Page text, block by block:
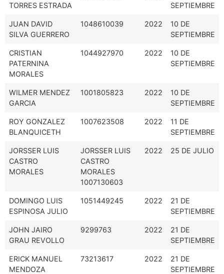
TORRES ESTRADA
SEPTIEMBRE
JUAN DAVID
SILVA GUERRERO
1048610039 2022
10 DE
SEPTIEMBRE
CRISTIAN
PATERNINA
MORALES
1044927970 2022
10 DE
SEPTIEMBRE
WILMER MENDEZ
GARCIA
1001805823 2022
10 DE
SEPTIEMBRE
ROY GONZALEZ
BLANQUICETH
1007623508 2022
11 DE
SEPTIEMBRE
JORSSER LUIS
CASTRO
MORALES
JORSSER LUIS
CASTRO
MORALES
1007130603
2022 25 DE JULIO
DOMINGO LUIS
ESPINOSA JULIO
1051449245 2022
21 DE
SEPTIEMBRE
JOHN JAIRO
GRAU REVOLLO
9299763 2022
21 DE
SEPTIEMBRE
ERICK MANUEL
MENDOZA
73213617 2022
21 DE
SEPTIEMBRE